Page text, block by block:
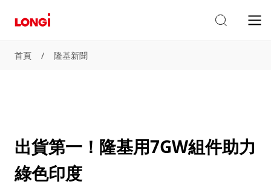
首頁 / 隆基新聞
出貨第一！隆基用7GW組件助力
綠色印度